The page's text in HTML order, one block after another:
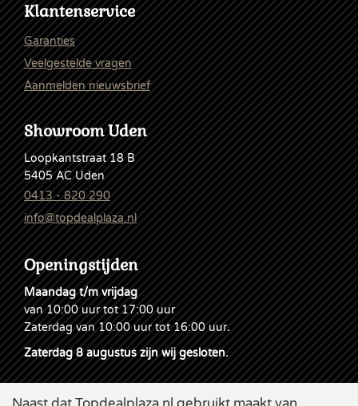
Klantenservice
Garanties
Veelgestelde vragen
Aanmelden nieuwsbrief
Showroom Uden
Loopkantstraat 18 B
5405 AC Uden
0413 - 820 290
info@topdealplaza.nl
Openingstijden
Maandag t/m vrijdag
van 10:00 uur tot 17:00 uur
Zaterdag van 10:00 uur tot 16:00 uur.
Zaterdag 8 augustus zijn wij gesloten.